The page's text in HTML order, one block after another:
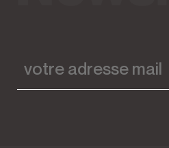
adresse
mail